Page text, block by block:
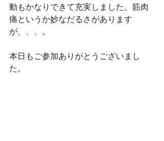
動もかなりできて充実しました。筋肉
痛というか妙なだるさがあります
が、、、。
本日もご参加ありがとうございまし
た。